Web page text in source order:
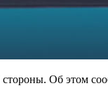
стороны. Об